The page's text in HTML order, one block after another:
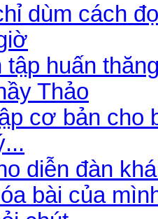
dùm cách
tập huấn
Thảo
cơ bản cho
diễn đàn
bài của